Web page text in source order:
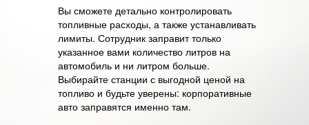
Вы сможете детально контролировать
топливные расходы, а также устанавливать
лимиты. Сотрудник заправит только
указанное вами количество литров на
автомобиль и ни литром больше.
Выбирайте станции с выгодной ценой на
топливо и будьте уверены: корпоративные
авто заправятся именно там.